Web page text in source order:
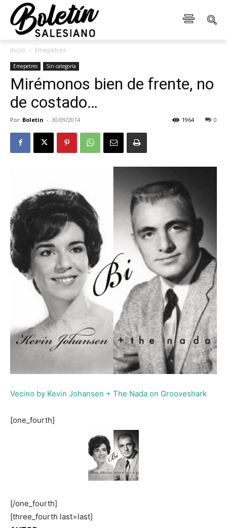
Inicio Emepetres
Emepetres Sin categoría
Mirémonos bien de frente, no
de costado…
Por Boletin - 30/09/2014 0
1964
Vecino by Kevin Johansen + The Nada on Grooveshark
[one_fourth]
[/one_fourth]
[three_fourth last=last]